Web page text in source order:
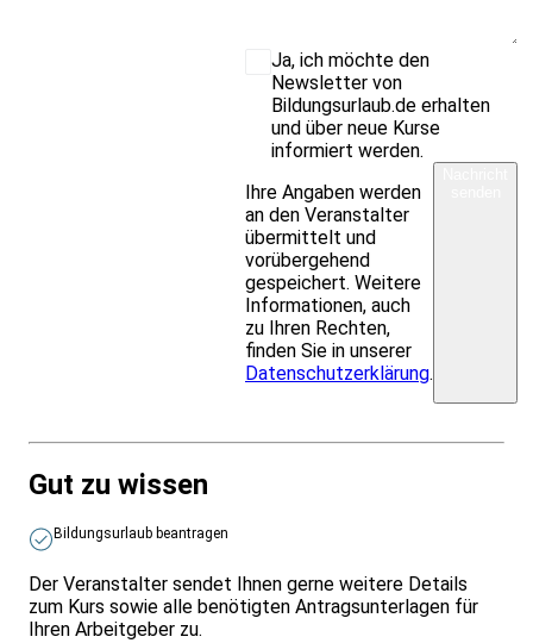
Ja, ich möchte den
Newsletter von
Bildungsurlaub.de erhalten
und über neue Kurse
informiert werden.
Ihre Angaben werden
an den Veranstalter
übermittelt und
vorübergehend
gespeichert. Weitere
Informationen, auch
zu Ihren Rechten,
finden Sie in unserer
Datenschutzerklärung.
Gut zu wissen
Bildungsurlaub beantragen
Der Veranstalter sendet Ihnen gerne weitere Details
zum Kurs sowie alle benötigten Antragsunterlagen für
Ihren Arbeitgeber zu.